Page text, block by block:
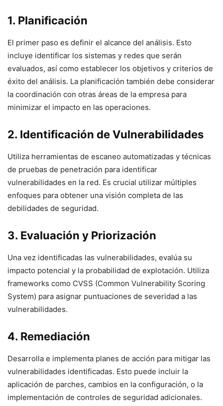
1. Planificación
El primer paso es definir el alcance del análisis. Esto
incluye identificar los sistemas y redes que serán
evaluados, así como establecer los objetivos y criterios de
éxito del análisis. La planificación también debe considerar
la coordinación con otras áreas de la empresa para
minimizar el impacto en las operaciones.
2. Identificación de Vulnerabilidades
Utiliza herramientas de escaneo automatizadas y técnicas
de pruebas de penetración para identificar
vulnerabilidades en la red. Es crucial utilizar múltiples
enfoques para obtener una visión completa de las
debilidades de seguridad.
3. Evaluación y Priorización
Una vez identificadas las vulnerabilidades, evalúa su
impacto potencial y la probabilidad de explotación. Utiliza
frameworks como CVSS (Common Vulnerability Scoring
System) para asignar puntuaciones de severidad a las
vulnerabilidades.
4. Remediación
Desarrolla e implementa planes de acción para mitigar las
vulnerabilidades identificadas. Esto puede incluir la
aplicación de parches, cambios en la configuración, o la
implementación de controles de seguridad adicionales.